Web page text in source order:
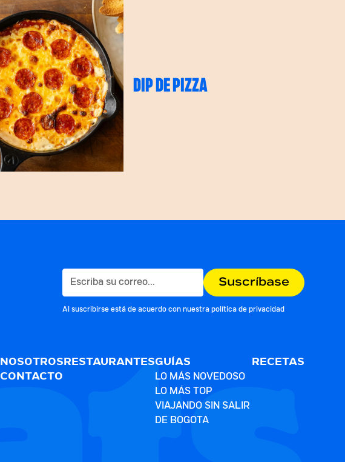
DIP DE PIZZA
Al suscribirse está de acuerdo con nuestra política de privacidad
NOSOTROS
CONTACTO
RESTAURANTESGUÍAS
LO MÁS NOVEDOSO
LO MÁS TOP
VIAJANDO SIN SALIR
DE BOGOTA
RECETAS